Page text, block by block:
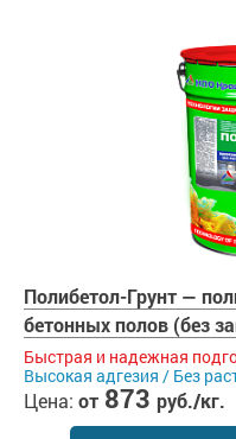
Полибетол-Грунт —
бетонных полов (без
Быстрая и надежная
Высокая адгезия / Без
Цена: от 873 руб./кг.